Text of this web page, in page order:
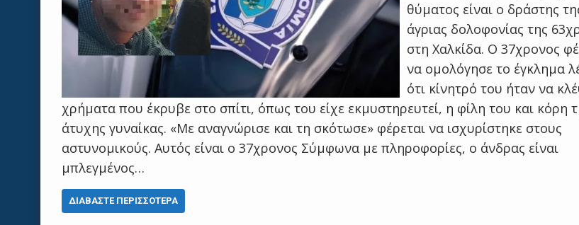
θύματος είναι ο δράστης
άγριας δολοφονίας της
στη Χαλκίδα. Ο 37χρονος
να ομολόγησε το έγκλημα
ότι κίνητρό του ήταν να
χρήματα που έκρυβε στο σπίτι, όπως του είχε εκμυστηρευτεί, η φίλη του και κόρη
άτυχης γυναίκας. «Με αναγνώρισε και τη σκότωσε» φέρεται να ισχυρίστηκε στους
αστυνομικούς. Αυτός είναι ο 37χρονος Σύμφωνα με πληροφορίες, ο άνδρας είναι
μπλεγμένος…
ΔΙΑΒΆΣΤΕ ΠΕΡΙΣΣΌΤΕΡΑ